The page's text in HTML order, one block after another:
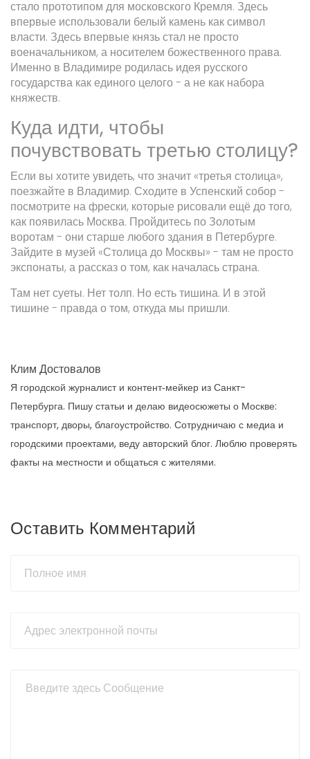
стало прототипом для московского Кремля. Здесь
впервые использовали белый камень как символ
власти. Здесь впервые князь стал не просто
военачальником, а носителем божественного права.
Именно в Владимире родилась идея русского
государства как единого целого - а не как набора
княжеств.
Куда идти, чтобы
почувствовать третью столицу?
Если вы хотите увидеть, что значит «третья столица»,
поезжайте в Владимир. Сходите в Успенский собор -
посмотрите на фрески, которые рисовали ещё до того,
как появилась Москва. Пройдитесь по Золотым
воротам - они старше любого здания в Петербурге.
Зайдите в музей «Столица до Москвы» - там не просто
экспонаты, а рассказ о том, как началась страна.
Там нет суеты. Нет толп. Но есть тишина. И в этой
тишине - правда о том, откуда мы пришли.
Клим Достовалов
Я городской журналист и контент‑мейкер из Санкт-
Петербурга. Пишу статьи и делаю видеосюжеты о Москве:
транспорт, дворы, благоустройство. Сотрудничаю с медиа и
городскими проектами, веду авторский блог. Люблю проверять
факты на местности и общаться с жителями.
Оставить Комментарий